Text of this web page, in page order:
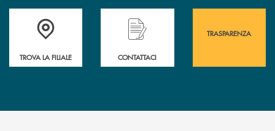
Accedi all' elenco completo&nbsp; delle&nbsp; filiali&nbsp; di Banca
TROVA LA FILIALE
Hai bisogno di assistenza immediata?
CONTATTACI
TRASPARENZA